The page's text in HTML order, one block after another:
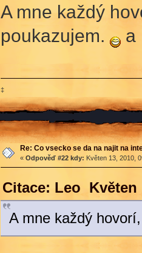
A mne každý
poukazujem.
a
‡
Re: Co vsecko se da na najit na
« Odpověď #22 kdy: Květen 13, 2010,
Citace: Leo Květen
A mne každý